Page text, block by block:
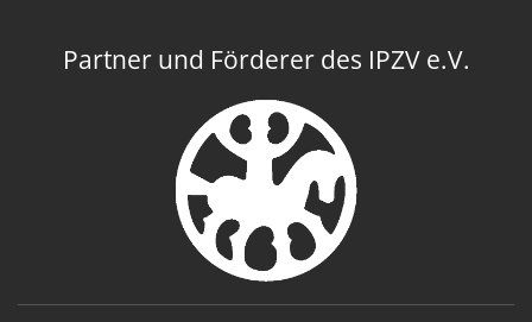
Partner und Förderer des IPZV e.V.